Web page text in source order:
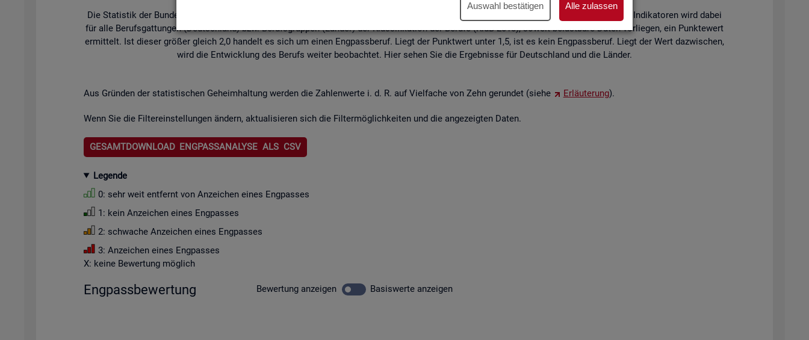
Auswahl bestätigen Alle zulassen
Die Sta­tis­tik der Bun­des­agen­tur für Ar­beit be­wer­tet ein­mal jähr­lich die Fach­kräf­te­si­tua­ti­on am Ar­beits­markt. An­hand von 6 sta­tis­ti­schen In­di­ka­to­ren wird dabei
für alle Be­rufs­gat­tun­gen (Deutsch­land) bzw. Be­rufs­grup­pen (Län­der) der Klas­si­fi­ka­ti­on der Be­ru­fe (KldB 2010), so­weit be­last­ba­re Daten vor­lie­gen, ein Punk­te­wert
er­mit­telt. Ist die­ser grö­ßer gleich 2,0 han­delt es sich um einen Eng­pass­be­ruf. Liegt der Punkt­wert unter 1,5, ist es kein Eng­pass­be­ruf. Liegt der Wert da­zwi­schen,
wird die Ent­wick­lung des Be­rufs wei­ter be­ob­ach­tet. Hier sehen Sie die Er­geb­nis­se für Deutsch­land und die Län­der.
Aus Grün­den der sta­tis­ti­schen Ge­heim­hal­tung wer­den die Zah­len­wer­te i. d. R. auf Viel­fa­che von Zehn ge­run­det (siehe Er­läu­te­rung).
Wenn Sie die Fil­ter­ein­stel­lun­gen än­dern, ak­tua­li­sie­ren sich die Fil­ter­mög­lich­kei­ten und die an­ge­zeig­ten Daten.
GESAMTDOWNLOAD ENGPASSANALYSE ALS CSV
Le­gen­de
0: sehr weit ent­fernt von An­zei­chen eines Eng­pas­ses
1: kein An­zei­chen eines Eng­pas­ses
2: schwa­che An­zei­chen eines Eng­pas­ses
3: An­zei­chen eines Eng­pas­ses
X: keine Be­wer­tung mög­lich
Eng­pass­be­wer­tung Be­wer­tung an­zei­gen Ba­sis­wer­te an­zei­gen